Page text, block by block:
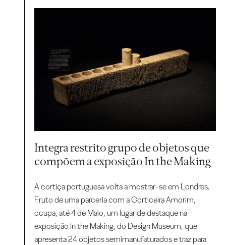
Integra restrito grupo de objetos que
compõem a exposição In the Making
A cortiça portuguesa volta a mostrar-se em Londres.
Fruto de uma parceria com a Corticeira Amorim,
ocupa, até 4 de Maio, um lugar de destaque na
exposição In the Making, do Design Museum, que
apresenta 24 objetos semimanufaturados e traz para